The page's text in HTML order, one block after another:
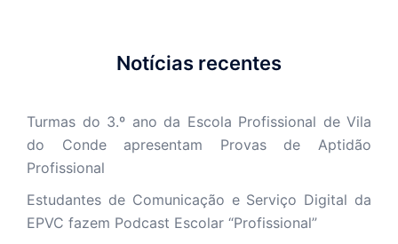
Notícias recentes
Turmas do 3.º ano da Escola Profissional de Vila
do Conde apresentam Provas de Aptidão
Profissional
Estudantes de Comunicação e Serviço Digital da
EPVC fazem Podcast Escolar “Profissional”